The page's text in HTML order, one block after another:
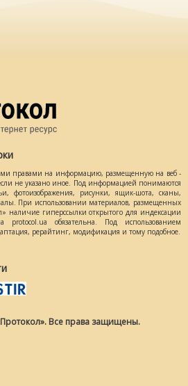
правами на информацию, размещенную на веб -
не указано иное. Под информацией понимаются
фотоизображения, рисунки, ящик-шота, сканы,
При использовании материалов, размещенных
наличие гиперссылки открытого для индексации
protocol.ua обязательна. Под использованием
рерайтинг, модификация и тому подобное.
Все права защищены.